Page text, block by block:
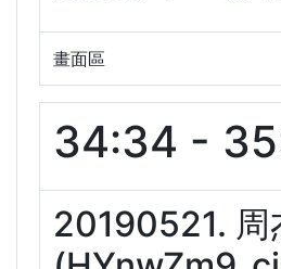
畫面區
34:34 -
20190521. 周